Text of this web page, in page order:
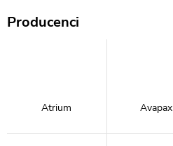
Producenci
Atrium Avapax